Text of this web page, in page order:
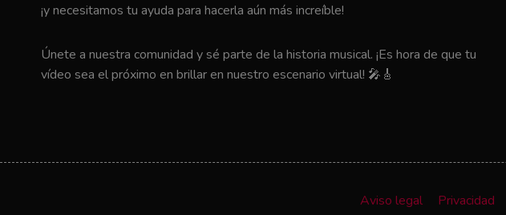
¡y necesitamos tu ayuda para hacerla aún más increíble!
Únete a nuestra comunidad y sé parte de la historia musical. ¡Es hora de que tu
vídeo sea el próximo en brillar en nuestro escenario virtual! 🎤🎸
Aviso legal Privacidad